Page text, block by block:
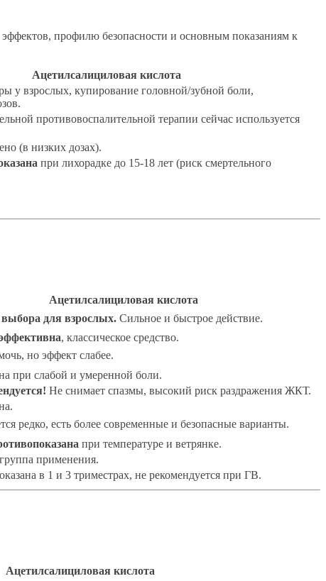
профилю безопасности и основным показаниям к
Ацетилсалициловая кислота
у взрослых, купирование головной/зубной боли,
противовоспалительной терапии сейчас используется
(в низких дозах).
при лихорадке до 15-18 лет (риск смертельного
Ацетилсалициловая кислота
для взрослых. Сильное и быстрое действие.
, классическое средство.
но эффект слабее.
при слабой и умеренной боли.
Не снимает спазмы, высокий риск раздражения ЖКТ.
редко, есть более современные и безопасные варианты.
при температуре и ветрянке.
применения.
в 1 и 3 триместрах, не рекомендуется при ГВ.
Ацетилсалициловая кислота